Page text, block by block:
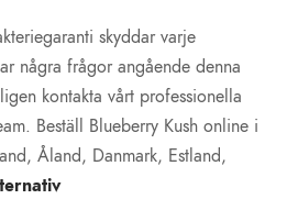
skyddar varje
några frågor angående denna
kontakta vårt professionella
Beställ Blueberry Kush online i
Åland, Danmark, Estland,